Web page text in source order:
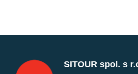
SITOUR spol. s